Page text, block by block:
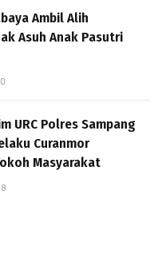
Ambil Alih
Asuh Anak Pasutri
URC Polres Sampang
Curanmor
Masyarakat